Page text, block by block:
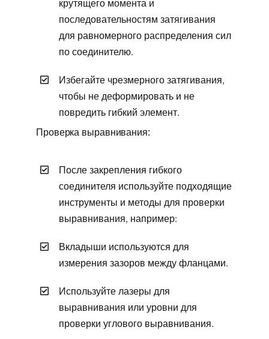
крутящего момента и
последовательностям затягивания
для равномерного распределения сил
по соединителю.
Избегайте чрезмерного затягивания,
чтобы не деформировать и не
повредить гибкий элемент.
Проверка выравнивания:
После закрепления гибкого
соединителя используйте подходящие
инструменты и методы для проверки
выравнивания, например:
Вкладыши используются для
измерения зазоров между фланцами.
Используйте лазеры для
выравнивания или уровни для
проверки углового выравнивания.